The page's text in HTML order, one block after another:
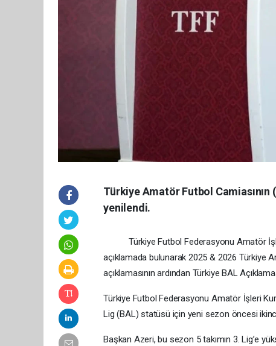
Türkiye Amatör Futbol
yenilendi.
Türkiye Futbol Federasyonu Amatör
açıklamada bulunarak 2025 & 2026
açıklamasının ardından Türkiye BAL
Türkiye Futbol Federasyonu Amatör İşleri
Lig (BAL) statüsü için yeni sezon öncesi
Başkan Azeri, bu sezon 5 takımın 3. Lig’e